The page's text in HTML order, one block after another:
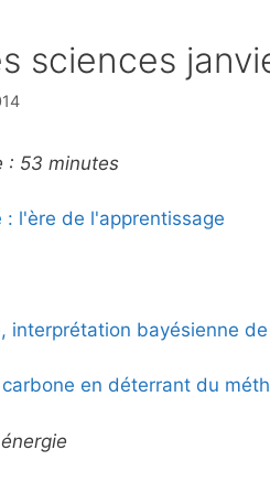
sciences
: 53 minutes
: l'ère de l'apprentissage
interprétation bayésienne
en déterrant du